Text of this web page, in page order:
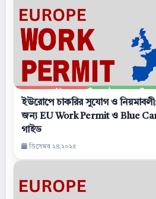
ইউরোপে চাকরির সুযোগ ও নিয়মাবলী:
জন্য EU Work Permit ও Blue
গাইড
ডিসেম্বর ২৪,২০২৫